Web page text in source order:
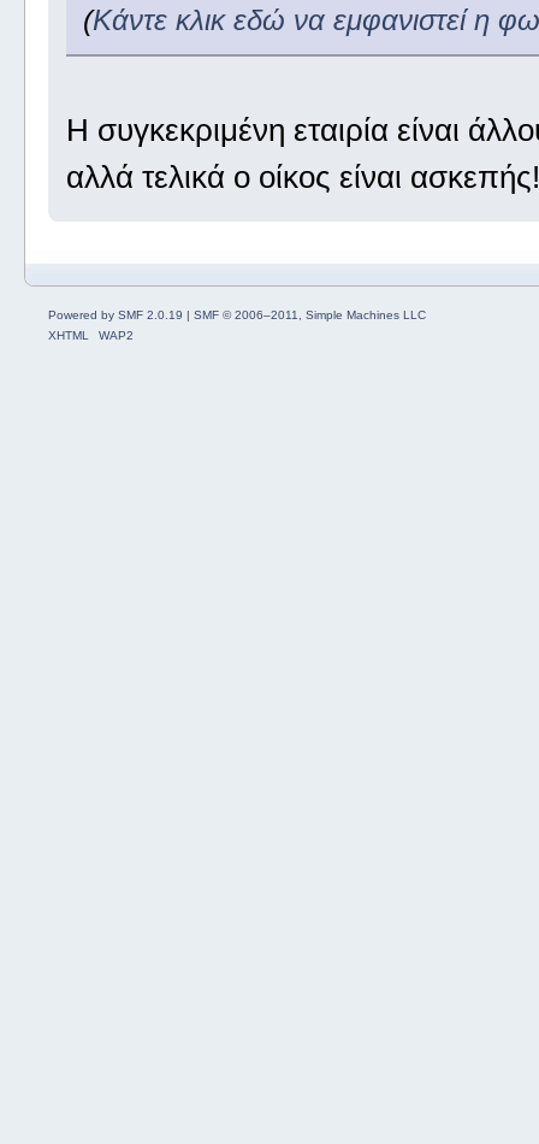
(Κάντε κλικ εδώ να εμφανιστεί η
Η συγκεκριμένη εταιρία είναι
αλλά τελικά ο οίκος είναι
Powered by SMF 2.0.19 | SMF © 2006–2011, Simple Machines LLC
XHTML
WAP2